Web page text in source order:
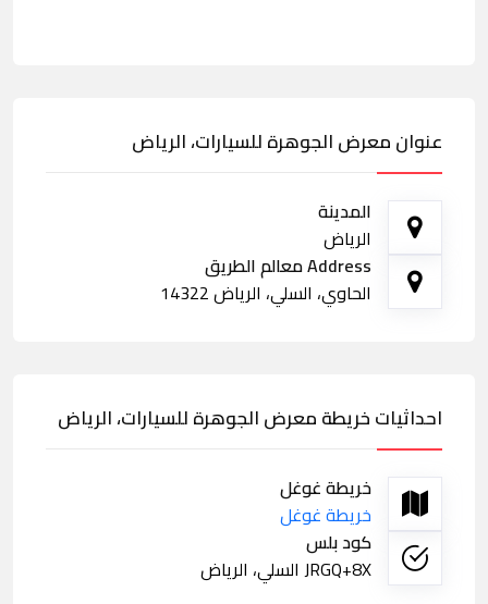
عنوان معرض الجوهرة للسيارات، الرياض
المدينة
الرياض
Address معالم الطريق
الحاوي، السلي، الرياض 14322
احداثيات خريطة معرض الجوهرة للسيارات، الرياض
خريطة غوغل
خريطة غوغل
كود بلس
JRGQ+8X السلي، الرياض